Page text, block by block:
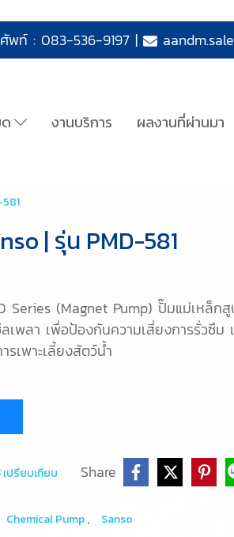
พท์ : 083-536-9197 |
ด งานบริการ ผลงานที่ผ่านมา
| รุ่น PMD-581
Series (Magnet Pump) ปั๊มแม่เหล็กสู
ลเพลา เพื่อป้องกันความเสี่ยงการรั่วซึม
รเพาะเลี้ยงสัตว์น้ำ
เปรียบเทียบ Share
Chemical Pump, Sanso